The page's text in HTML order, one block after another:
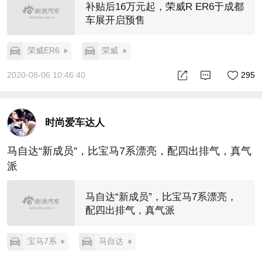
补贴后16万元起，荣威R ER6于成都
车展开启预售
荣威ER6 荣威
2020-08-06 10:46:40 295
时尚爱车达人
马自达“新成员”，比宝马7系漂亮，配四出排气，真气
派
马自达“新成员”，比宝马7系漂亮，
配四出排气，真气派
宝马7系 马自达